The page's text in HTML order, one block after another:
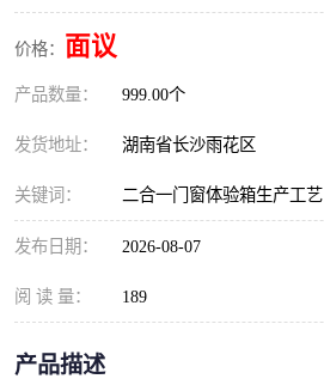
价格： 面议
产品数量： 999.00个
发货地址： 湖南省长沙雨花区
关键词： 二合一门窗体验箱生产工艺
发布日期： 2026-08-07
阅 读 量： 189
产品描述